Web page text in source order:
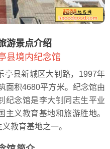
游景点介绍
县境内纪念馆
县新城区大钊路，1997年
面积4680平方米。纪念馆由
纪念馆是李大钊同志生平业
义教育基地和旅游胜地。
教育基地之一。